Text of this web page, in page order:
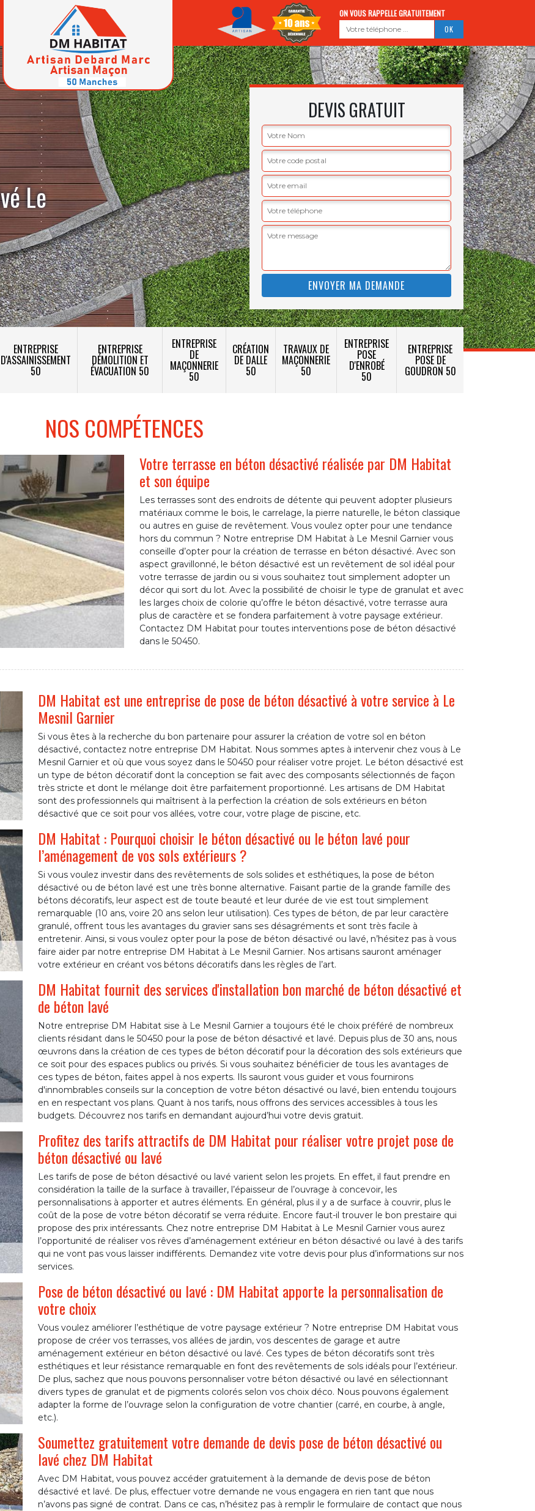
ON VOUS RAPPELLE GRATUITEMENT
Le
DEVIS GRATUIT
ENTREPRISE
D'ASSAINISSEMENT
50
ENTREPRISE
DÉMOLITION ET
ÉVACUATION 50
ENTREPRISE
DE
MAÇONNERIE
50
CRÉATION
DE DALLE
50
TRAVAUX DE
MAÇONNERIE
50
ENTREPRISE
POSE
D'ENROBÉ
50
ENTREPRISE
POSE DE
GOUDRON 50
NOS COMPÉTENCES
Votre terrasse en béton désactivé réalisée par DM Habitat
et son équipe
Les terrasses sont des endroits de détente qui peuvent adopter plusieurs
matériaux comme le bois, le carrelage, la pierre naturelle, le béton classique
ou autres en guise de revêtement. Vous voulez opter pour une tendance
hors du commun ? Notre entreprise DM Habitat à Le Mesnil Garnier vous
conseille d’opter pour la création de terrasse en béton désactivé. Avec son
aspect gravillonné, le béton désactivé est un revêtement de sol idéal pour
votre terrasse de jardin ou si vous souhaitez tout simplement adopter un
décor qui sort du lot. Avec la possibilité de choisir le type de granulat et avec
les larges choix de colorie qu’offre le béton désactivé, votre terrasse aura
plus de caractère et se fondera parfaitement à votre paysage extérieur.
Contactez DM Habitat pour toutes interventions pose de béton désactivé
dans le 50450.
DM Habitat est une entreprise de pose de béton désactivé à votre service à Le
Mesnil Garnier
Si vous êtes à la recherche du bon partenaire pour assurer la création de votre sol en béton
désactivé, contactez notre entreprise DM Habitat. Nous sommes aptes à intervenir chez vous à Le
Mesnil Garnier et où que vous soyez dans le 50450 pour réaliser votre projet. Le béton désactivé est
un type de béton décoratif dont la conception se fait avec des composants sélectionnés de façon
très stricte et dont le mélange doit être parfaitement proportionné. Les artisans de DM Habitat
sont des professionnels qui maîtrisent à la perfection la création de sols extérieurs en béton
désactivé que ce soit pour vos allées, votre cour, votre plage de piscine, etc.
DM Habitat : Pourquoi choisir le béton désactivé ou le béton lavé pour
l’aménagement de vos sols extérieurs ?
Si vous voulez investir dans des revêtements de sols solides et esthétiques, la pose de béton
désactivé ou de béton lavé est une très bonne alternative. Faisant partie de la grande famille des
bétons décoratifs, leur aspect est de toute beauté et leur durée de vie est tout simplement
remarquable (10 ans, voire 20 ans selon leur utilisation). Ces types de béton, de par leur caractère
granulé, offrent tous les avantages du gravier sans ses désagréments et sont très facile à
entretenir. Ainsi, si vous voulez opter pour la pose de béton désactivé ou lavé, n’hésitez pas à vous
faire aider par notre entreprise DM Habitat à Le Mesnil Garnier. Nos artisans sauront aménager
votre extérieur en créant vos bétons décoratifs dans les règles de l’art.
DM Habitat fournit des services d'installation bon marché de béton désactivé et
de béton lavé
Notre entreprise DM Habitat sise à Le Mesnil Garnier a toujours été le choix préféré de nombreux
clients résidant dans le 50450 pour la pose de béton désactivé et lavé. Depuis plus de 30 ans, nous
œuvrons dans la création de ces types de béton décoratif pour la décoration des sols extérieurs que
ce soit pour des espaces publics ou privés. Si vous souhaitez bénéficier de tous les avantages de
ces types de béton, faites appel à nos experts. Ils sauront vous guider et vous fournirons
d'innombrables conseils sur la conception de votre béton désactivé ou lavé, bien entendu toujours
en en respectant vos plans. Quant à nos tarifs, nous offrons des services accessibles à tous les
budgets. Découvrez nos tarifs en demandant aujourd’hui votre devis gratuit.
Profitez des tarifs attractifs de DM Habitat pour réaliser votre projet pose de
béton désactivé ou lavé
Les tarifs de pose de béton désactivé ou lavé varient selon les projets. En effet, il faut prendre en
considération la taille de la surface à travailler, l’épaisseur de l’ouvrage à concevoir, les
personnalisations à apporter et autres éléments. En général, plus il y a de surface à couvrir, plus le
coût de la pose de votre béton décoratif se verra réduite. Encore faut-il trouver le bon prestaire qui
propose des prix intéressants. Chez notre entreprise DM Habitat à Le Mesnil Garnier vous aurez
l’opportunité de réaliser vos rêves d’aménagement extérieur en béton désactivé ou lavé à des tarifs
qui ne vont pas vous laisser indifférents. Demandez vite votre devis pour plus d’informations sur nos
services.
Pose de béton désactivé ou lavé : DM Habitat apporte la personnalisation de
votre choix
Vous voulez améliorer l’esthétique de votre paysage extérieur ? Notre entreprise DM Habitat vous
propose de créer vos terrasses, vos allées de jardin, vos descentes de garage et autre
aménagement extérieur en béton désactivé ou lavé. Ces types de béton décoratifs sont très
esthétiques et leur résistance remarquable en font des revêtements de sols idéals pour l’extérieur.
De plus, sachez que nous pouvons personnaliser votre béton désactivé ou lavé en sélectionnant
divers types de granulat et de pigments colorés selon vos choix déco. Nous pouvons également
adapter la forme de l’ouvrage selon la configuration de votre chantier (carré, en courbe, à angle,
etc.).
Soumettez gratuitement votre demande de devis pose de béton désactivé ou
lavé chez DM Habitat
Avec DM Habitat, vous pouvez accéder gratuitement à la demande de devis pose de béton
désactivé et lavé. De plus, effectuer votre demande ne vous engagera en rien tant que nous
n’avons pas signé de contrat. Dans ce cas, n’hésitez pas à remplir le formulaire de contact que nous